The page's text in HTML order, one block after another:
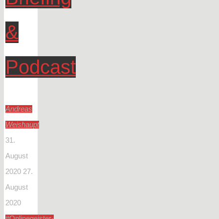
&
Podcast
Andreas
Weishaupt
31.
August
2020 27.
August
2020